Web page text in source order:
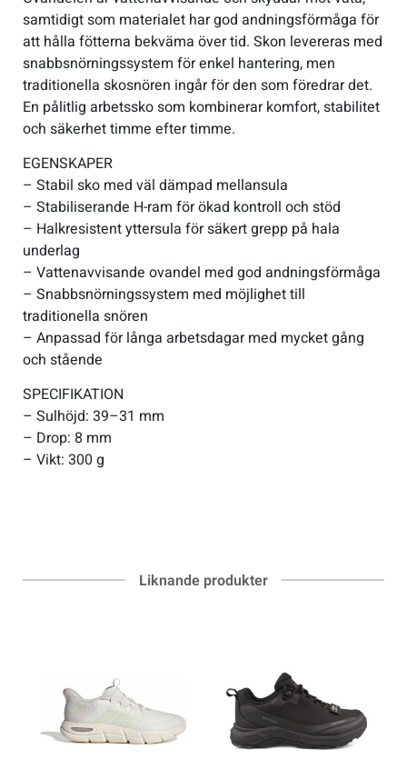
samtidigt som materialet har god andningsförmåga för
att hålla fötterna bekväma över tid. Skon levereras med
snabbsnörningssystem för enkel hantering, men
traditionella skosnören ingår för den som föredrar det.
En pålitlig arbetssko som kombinerar komfort, stabilitet
och säkerhet timme efter timme.
EGENSKAPER
– Stabil sko med väl dämpad mellansula
– Stabiliserande H-ram för ökad kontroll och stöd
– Halkresistent yttersula för säkert grepp på hala
underlag
– Vattenavvisande ovandel med god andningsförmåga
– Snabbsnörningssystem med möjlighet till
traditionella snören
– Anpassad för långa arbetsdagar med mycket gång
och stående
SPECIFIKATION
– Sulhöjd: 39–31 mm
– Drop: 8 mm
– Vikt: 300 g
Liknande produkter